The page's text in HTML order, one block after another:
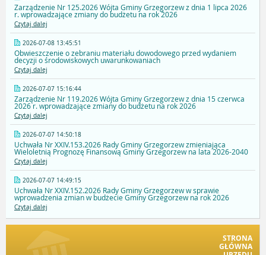
Zarządzenie Nr 125.2026 Wójta Gminy Grzegorzew z dnia 1 lipca 2026
r. wprowadzające zmiany do budżetu na rok 2026
Czytaj dalej
2026-07-08 13:45:51
Obwieszczenie o zebraniu materiału dowodowego przed wydaniem
decyzji o środowiskowych uwarunkowaniach
Czytaj dalej
2026-07-07 15:16:44
Zarządzenie Nr 119.2026 Wójta Gminy Grzegorzew z dnia 15 czerwca
2026 r. wprowadzające zmiany do budżetu na rok 2026
Czytaj dalej
2026-07-07 14:50:18
Uchwała Nr XXIV.153.2026 Rady Gminy Grzegorzew zmieniająca
Wieloletnią Prognozę Finansową Gminy Grzegorzew na lata 2026-2040
Czytaj dalej
2026-07-07 14:49:15
Uchwała Nr XXIV.152.2026 Rady Gminy Grzegorzew w sprawie
wprowadzenia zmian w budżecie Gminy Grzegorzew na rok 2026
Czytaj dalej
STRONA
GŁÓWNA